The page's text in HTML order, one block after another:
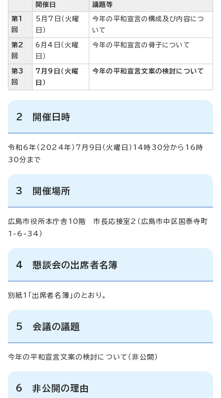
開催日 議題等
第1
回
5月7日（火曜
日）
今年の平和宣言の構成及び内容につ
いて
第2
回
6月4日（火曜
日）
今年の平和宣言の骨子について
第3
回
7月9日（火曜
日）
今年の平和宣言文案の検討について
2 開催日時
令和6年（2024年）7月9日（火曜日）14時30分から16時
30分まで
3 開催場所
広島市役所本庁舎10階 市長応接室2（広島市中区国泰寺町
1-6-34）
4 懇談会の出席者名簿
別紙1「出席者名簿」のとおり。
5 会議の議題
今年の平和宣言文案の検討について（非公開）
6 非公開の理由